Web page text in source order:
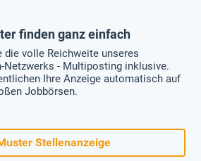
finden ganz einfach
die volle Reichweite unseres
Netzwerks - Multiposting inklusive.
Ihre Anzeige automatisch auf
Jobbörsen.
Stellenanzeige